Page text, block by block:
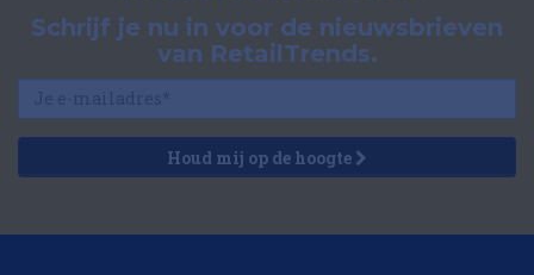
Schrijf je nu in voor de nieuwsbrieven
van RetailTrends.
Houd mij op de hoogte